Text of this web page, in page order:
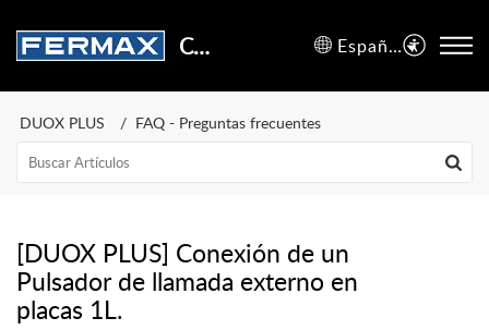
Centro de Soporte Español (España)
DUOX PLUS FAQ - Preguntas frecuentes
[DUOX PLUS] Conexión de un
Pulsador de llamada externo en
placas 1L.